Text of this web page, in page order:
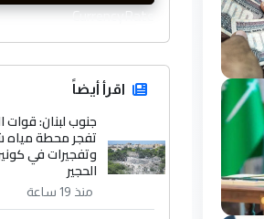
CurrencyRate
اقرأ أيضاً
جنوب لبنان: قوات
تفجر محطة مياه
وتفجيرات في
الحجير
منذ 19 ساعة